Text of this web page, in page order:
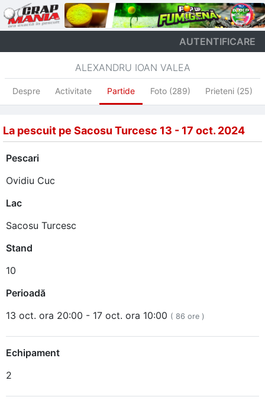
AUTENTIFICARE
ALEXANDRU IOAN VALEA
Despre Activitate Partide Foto (289) Prieteni (25)
La pescuit pe Sacosu Turcesc 13 - 17 oct. 2024
Pescari
Ovidiu Cuc
Lac
Sacosu Turcesc
Stand
10
Perioadă
13 oct. ora 20:00 - 17 oct. ora 10:00 ( 86 ore )
Echipament
2